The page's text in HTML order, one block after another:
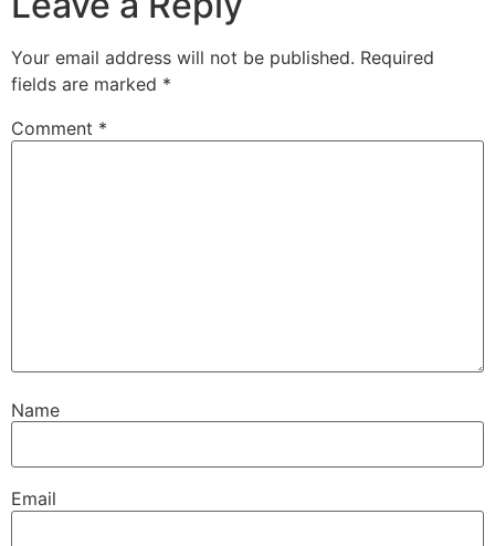
Your email address will not be published. Required
fields are marked *
Comment *
Name
Email